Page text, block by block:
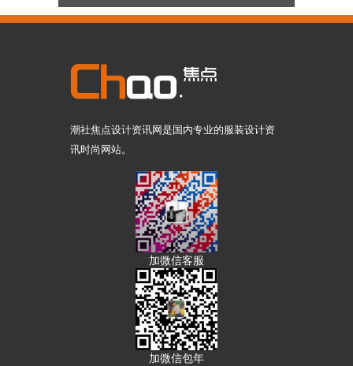
潮社焦点设计资讯网是国内专业的服装设计资
讯时尚网站。
加微信客服
加微信包年